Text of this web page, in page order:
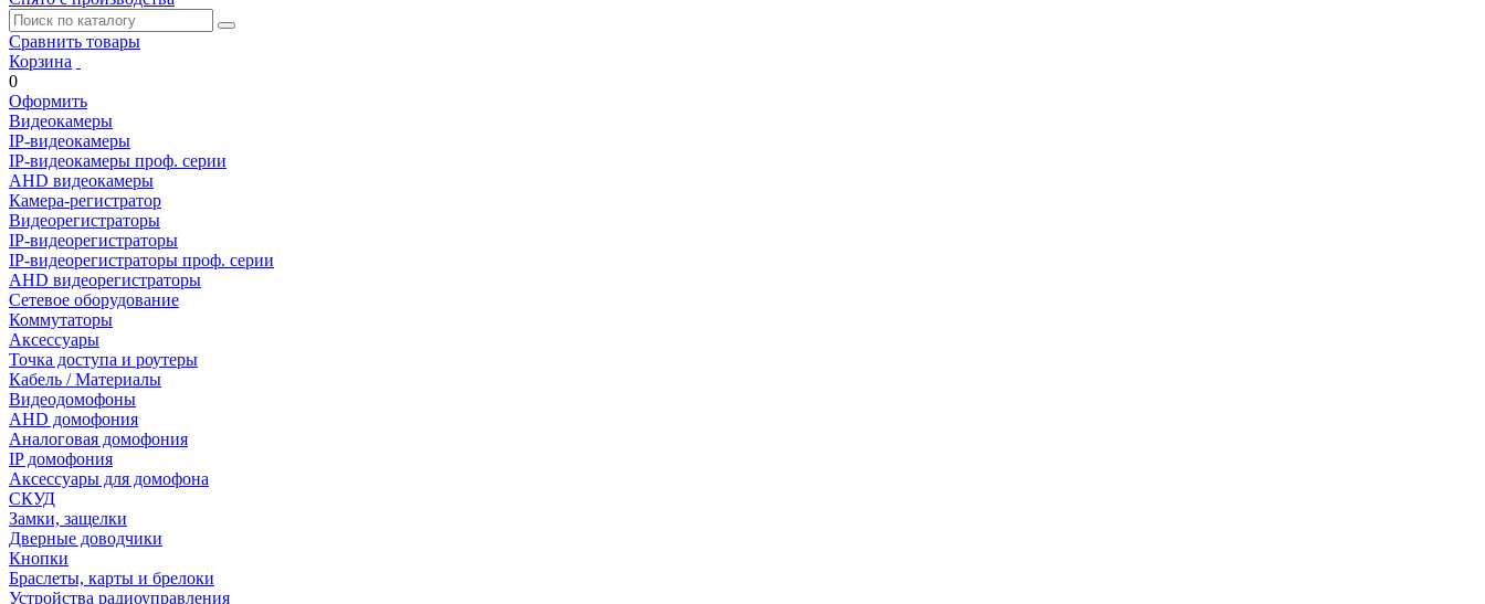
Сравнить товары
Корзина
0
Оформить
Видеокамеры
IP-видеокамеры
IP-видеокамеры проф. серии
AHD видеокамеры
Камера-регистратор
Видеорегистраторы
IP-видеорегистраторы
IP-видеорегистраторы проф. серии
AHD видеорегистраторы
Сетевое оборудование
Коммутаторы
Аксессуары
Точка доступа и роутеры
Кабель / Материалы
Видеодомофоны
AHD домофония
Аналоговая домофония
IP домофония
Аксессуары для домофона
СКУД
Замки, защелки
Дверные доводчики
Кнопки
Браслеты, карты и брелоки
Устройства радиоуправления